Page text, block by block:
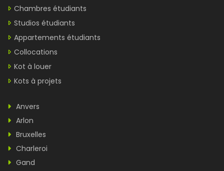
Chambres étudiants
Studios étudiants
Appartements étudiants
Collocations
Kot à louer
Kots à projets
Anvers
Arlon
Bruxelles
Charleroi
Gand